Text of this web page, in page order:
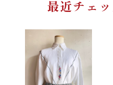
最近チェ